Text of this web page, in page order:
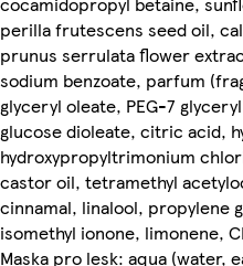
perilla frutescens seed oil,
prunus serrulata flower
sodium benzoate, parfum
glyceryl oleate, PEG-7
glucose dioleate, citric acid,
hydroxypropyltrimonium
castor oil, tetramethyl
cinnamal, linalool, propylene
isomethyl ionone, limonene,
Maska pro lesk: aqua (water,